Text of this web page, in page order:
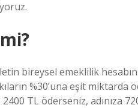
bireysel emeklilik
%30’una eşit
TL öderseniz, adınıza